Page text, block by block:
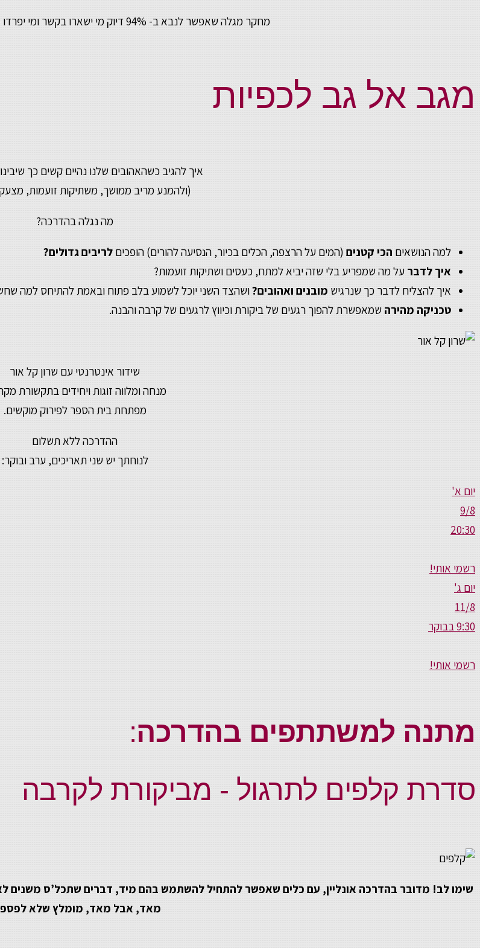
מחקר מגלה שאפשר לנבא ב- 94% דיוק מי ישארו בקשר ומי יפרדו – רק לפי הדרך שבה הם רבים
מגב אל גב לכפיות
איך להגיב כשהאהובים שלנו נהיים קשים כך
(ולהמנע מריב ממושך, משתיקות זועמות,
מה נגלה בהדרכה?
למה הנושאים הכי קטנים (המים על הרצפה, הכלים בכיור, הנסיעה להורים) הופכים לריבים גדולים?
איך לדבר על מה שמפריע בלי שזה יביא למתח, כעסים ושתיקות זועמות?
איך להצליח לדבר כך שנרגיש מובנים ואהובים?ושהצד השני יוכל לשמוע בלב פתוח ובאמת להתיחס למה
טכניקה מהירה שמאפשרת להפוך רגעים של ביקורת וכיווץ לרגעים של קרבה והבנה.
שידור אינטרנטי עם שרון קל אור
מנחה ומלווה זוגות ויחידים בתקשורת
מפתחת בית הספר לפירוק מוקשים.
ההדרכה ללא תשלום
לנוחתך יש שני תאריכים, ערב ובוקר:
יום א'
9/8
20:30
רשמי אותי!
יום ג'
11/8
9:30 בבוקר
רשמי אותי!
מתנה למשתתפים בהדרכה:
סדרת קלפים לתרגול - מביקורת לקרבה
שימו לב! מדובר בהדרכה אונליין, עם כלים שאפשר להתחיל להשתמש בהם מיד, דברים שתכל’ס משנים
מאד, אבל מאד, מומלץ שלא